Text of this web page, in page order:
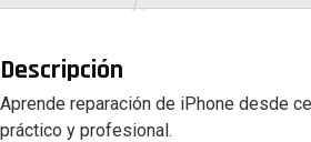
cantidad
Descripción
Aprende reparación de iPhone desde
práctico y profesional.